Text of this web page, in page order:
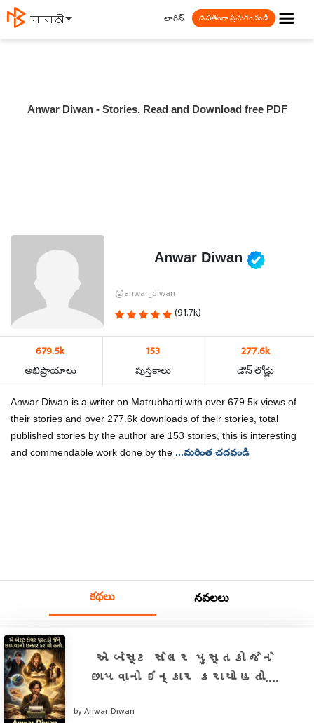
मराठी ☰
లాగిన్ ఉచితంగా ప్రచురించండి
Anwar Diwan - Stories, Read and Download free PDF
Anwar Diwan
@anwar_diwan
(91.7k)
679.5k
అభిప్రాయాలు
153
పుస్తకాలు
277.6k
డౌన్ లోడ్లు
Anwar Diwan is a writer on Matrubharti with over 679.5k views of
their stories and over 277.6k downloads of their stories, total
published stories by the author are 153 stories, this is interesting
and commendable work done by the ...మరింత చదవండి
కథలు నవలలు
એ બેસ્ટ સેલર પુસ્તકો જેને
છાપવાનો ઇન્કાર કરાયો હતો....
by Anwar Diwan